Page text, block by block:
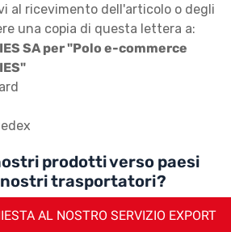
al ricevimento dell'articolo o degli
una copia di questa lettera a:
SA per "Polo e-commerce
prodotti verso paesi
trasportatori?
AL NOSTRO SERVIZIO EXPORT